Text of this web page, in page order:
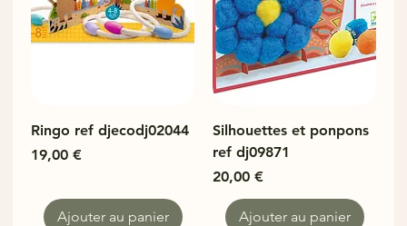
Ringo ref djecodj02044
Prix
19,00 €
Ajouter au panier
Silhouettes et ponpons
ref dj09871
Prix
20,00 €
Ajouter au panier